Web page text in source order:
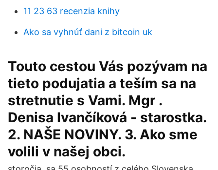
11 23 63 recenzia knihy
Ako sa vyhnúť dani z bitcoin uk
Touto cestou Vás pozývam na
tieto podujatia a teším sa na
stretnutie s Vami. Mgr .
Denisa Ivančíková - starostka.
2. NAŠE NOVINY. 3. Ako sme
volili v našej obci.